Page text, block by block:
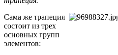
Сама же трапеция
состоит из трех
основных групп
элементов: